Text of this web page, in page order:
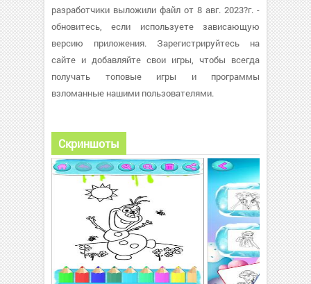
разработчики выложили файл от 8 авг. 2023?г. -
обновитесь, если используете зависающую
версию приложения. Зарегистрируйтесь на
сайте и добавляйте свои игры, чтобы всегда
получать топовые игры и программы
взломанные нашими пользователями.
Скриншоты